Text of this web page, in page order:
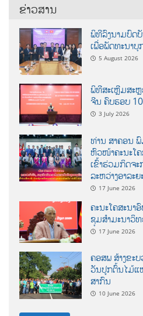
ຂ່າວສານ
ພິທີລົງນາມບົດ
ເພື່ອພັດທະນາ
5 August 2026
ພິທີສະເຫຼີມສະ
ຈີນ ຄົບຮອບ
3 July 2026
ທ່ານ ສາຄອນ ພົ
ຫົວໜ້າຄະນະໂ
ເຂົ້າຮ່ວມກິດຈ
ລະຫວ່າງອາລະ
17 June 2026
ຄະນະໂຄສະນາ
ຊຸມສຳມະນາວິ
17 June 2026
ຄອສພ ສ້າງຂະ
ວັນປູກຕົ້ນໄມ້ແ
ສາກົນ
10 June 2026